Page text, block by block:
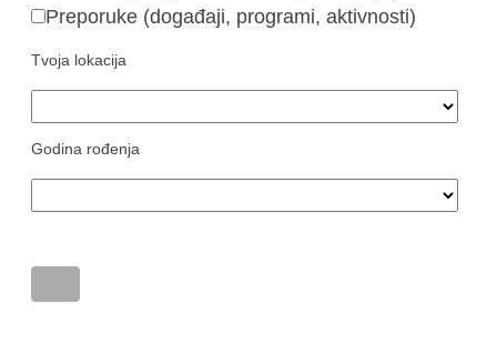
Preporuke (događaji, programi, aktivnosti)
Tvoja lokacija
Godina rođenja